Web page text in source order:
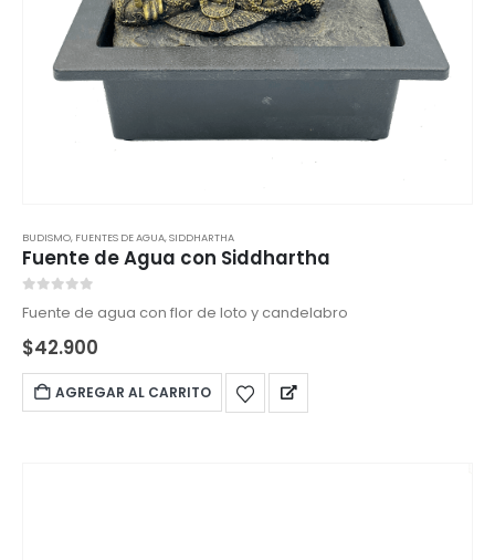
BUDISMO, FUENTES DE AGUA,SIDDHARTHA
Fuente de Agua con Siddhartha
Fuente de agua con flor de loto y candelabro
$42.900
AGREGAR AL CARRITO